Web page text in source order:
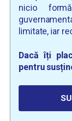
nicio
limitate, iar
Dacă îți
pentru